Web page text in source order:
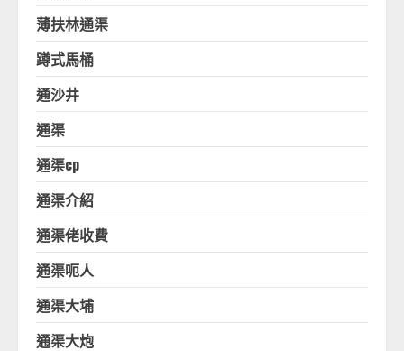
薄扶林通渠
蹲式馬桶
通沙井
通渠
通渠cp
通渠介紹
通渠佬收費
通渠呃人
通渠大埔
通渠大炮